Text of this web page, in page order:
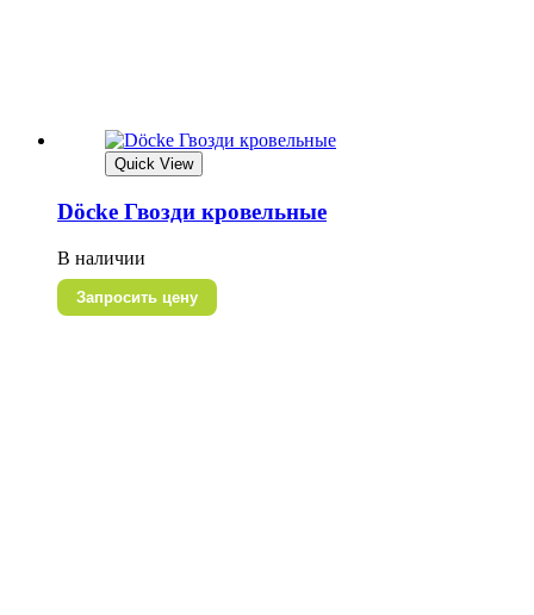
Quick View
Döcke Гвозди кровельные
В наличии
Запросить цену